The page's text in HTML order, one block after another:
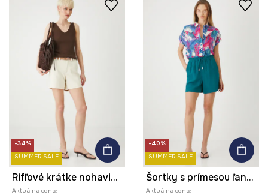
-34%
SUMMER SALE
Rifľové krátke nohavice s opaskom hladké béžová farba
Aktuálna cena:
-40%
SUMMER SALE
Šortky s prímesou ľanu hladké zelená farba
Aktuálna cena: